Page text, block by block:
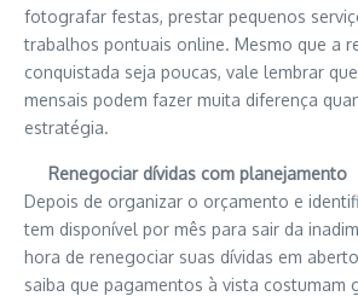
fotografar festas, prestar pequenos
trabalhos pontuais online. Mesmo que a
conquistada seja poucas, vale lembrar
mensais podem fazer muita diferença
estratégia.
Renegociar dívidas com planejamento
Depois de organizar o orçamento e
tem disponível por mês para sair da
hora de renegociar suas dívidas em
saiba que pagamentos à vista costumam